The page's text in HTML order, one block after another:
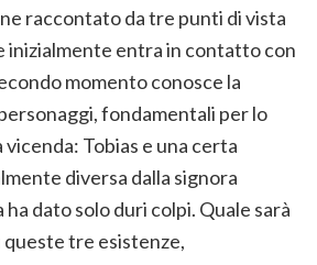
raccontato da tre punti di vista
entra in contatto con
momento conosce la
fondamentali per lo
Tobias e una certa
diversa dalla signora
dato solo duri colpi. Quale sarà
tre esistenze,